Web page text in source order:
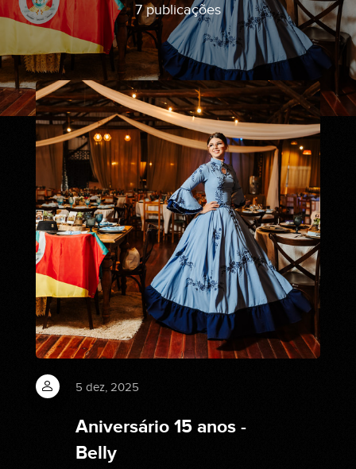
7 publicações
5 dez, 2025
Aniversário 15 anos -
Belly